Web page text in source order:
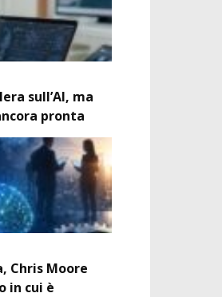
sull’AI, ma
pronta
Chris Moore
in cui è